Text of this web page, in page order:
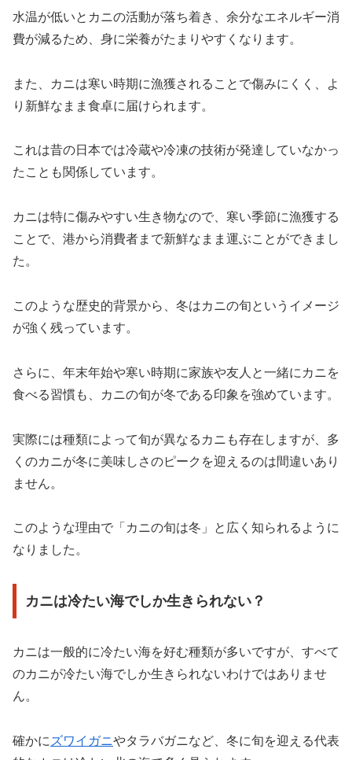
水温が低いとカニの活動が落ち着き、余分なエネルギー消
費が減るため、身に栄養がたまりやすくなります。
また、カニは寒い時期に漁獲されることで傷みにくく、よ
り新鮮なまま食卓に届けられます。
これは昔の日本では冷蔵や冷凍の技術が発達していなかっ
たことも関係しています。
カニは特に傷みやすい生き物なので、寒い季節に漁獲する
ことで、港から消費者まで新鮮なまま運ぶことができまし
た。
このような歴史的背景から、冬はカニの旬というイメージ
が強く残っています。
さらに、年末年始や寒い時期に家族や友人と一緒にカニを
食べる習慣も、カニの旬が冬である印象を強めています。
実際には種類によって旬が異なるカニも存在しますが、多
くのカニが冬に美味しさのピークを迎えるのは間違いあり
ません。
このような理由で「カニの旬は冬」と広く知られるように
なりました。
カニは冷たい海でしか生きられない？
カニは一般的に冷たい海を好む種類が多いですが、すべて
のカニが冷たい海でしか生きられないわけではありませ
ん。
確かに ズワイガニやタラバガニなど、冬に旬を迎える代表